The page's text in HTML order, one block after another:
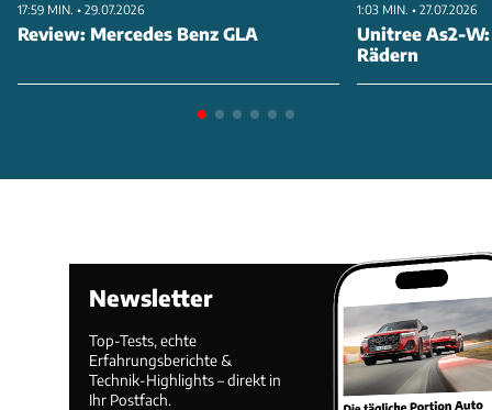
17:59 MIN. • 29.07.2026
Review: Mercedes Benz GLA
1:03 MIN. • 27.07.2026
Unitree As2-
Rädern
Newsletter
Top-Tests, echte
Erfahrungsberichte &
Technik-Highlights – direkt in
Ihr Postfach.